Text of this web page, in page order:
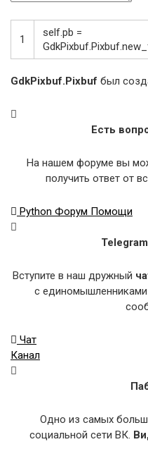
1
self.pb =
GdkPixbuf.Pixbuf.
GdkPixbuf.Pixbuf был
Есть
На нашем форуме вы
получить ответ от
Python Форум Помощи
Вступите в наш дружный
с
Чат
Канал
Одно из самых
социальной сети ВК.